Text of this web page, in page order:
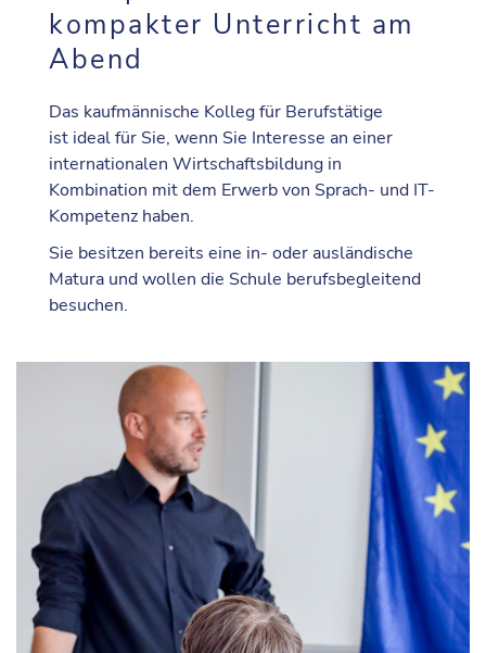
kompakter Unterricht am
Abend
Das kaufmännische Kolleg für Berufstätige
ist ideal für Sie, wenn Sie Interesse an einer
internationalen Wirtschaftsbildung in
Kombination mit dem Erwerb von Sprach- und IT-
Kompetenz haben.
Sie besitzen bereits eine in- oder ausländische
Matura und wollen die Schule berufsbegleitend
besuchen.